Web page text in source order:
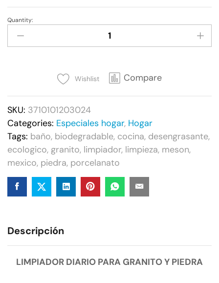
Simple
Green®
Limpiador
710
ml.
quantity
Quantity:
Wishlist Compare
SKU: 3710101203024
Categories: Especiales hogar, Hogar
Tags: baño, biodegradable, cocina, desengrasante,
ecologico, granito, limpiador, limpieza, meson,
mexico, piedra, porcelanato
Descripción
LIMPIADOR DIARIO PARA GRANITO Y PIEDRA